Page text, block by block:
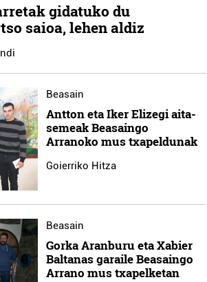
gidatuko du
saioa, lehen aldiz
Beasain
Antton eta Iker Elizegi aita-
semeak Beasaingo
Arranoko mus txapeldunak
Goierriko Hitza
Beasain
Gorka Aranburu eta Xabier
Baltanas garaile Beasaingo
Arrano mus txapelketan